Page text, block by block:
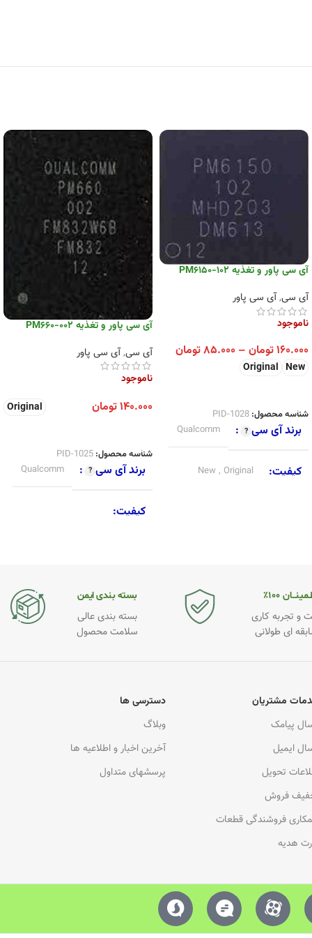
آی سی پاور و تغذیه PM6150-102
آی سی,آی سی پاور
ناموجود
۱۶۰.۰۰۰تومان – ۸۵.۰۰۰تومان
New
Original
شناسه محصول: PID-1028
برند آی سی Qualcomm
کیفیت New, Original
آی سی پاور و تغذیه PM660-002
آی سی,آی سی پاور
ناموجود
۱۴۰.۰۰۰تومان Original
شناسه محصول: PID-1025
برند آی سی Qualcomm
کیفیت
۱۰۰٪
و تجربه کاری
ای طولانی
بسته بندی ایمن
بسته بندی عالی
سلامت محصول
مشتریان
پیامک
ایمیل
تحویل
فروش
فروشندگی قطعات
هدیه
دسترسی ها
وبلاگ
آخرین اخبار و اطلاعیه ها
پرسشهای متداول